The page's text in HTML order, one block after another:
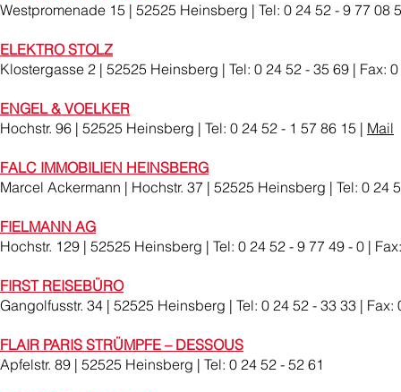
Westpromenade 15 | 52525 Heinsberg | Tel: 0 24 52 - 9 77 08
ELEKTRO STOLZ
Klostergasse 2 | 52525 Heinsberg | Tel: 0 24 52 - 35 69 | Fax:
ENGEL & VOELKER
Hochstr. 96 | 52525 Heinsberg | Tel: 0 24 52 - 1 57 86 15 | Mail
FALC IMMOBILIEN HEINSBERG
Marcel Ackermann | Hochstr. 37 | 52525 Heinsberg | Tel: 0 24
FIELMANN AG
Hochstr. 129 | 52525 Heinsberg | Tel: 0 24 52 - 9 77 49 - 0 |
FIRST REISEBÜRO
Gangolfusstr. 34 | 52525 Heinsberg | Tel: 0 24 52 - 33 33 |
FLAIR PARIS STRÜMPFE – DESSOUS
Apfelstr. 89 | 52525 Heinsberg | Tel: 0 24 52 - 52 61